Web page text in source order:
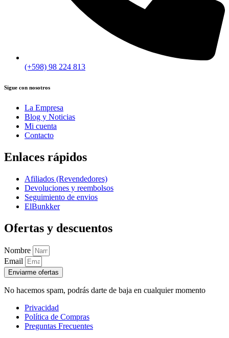
(+598) 98 224 813
Sigue con nosotros
La Empresa
Blog y Noticias
Mi cuenta
Contacto
Enlaces rápidos
Afiliados (Revendedores)
Devoluciones y reembolsos
Seguimiento de envios
ElBunkker
Ofertas y descuentos
Nombre
Email
Enviarme ofertas
No hacemos spam, podrás darte de baja en cualquier momento
Privacidad
Política de Compras
Preguntas Frecuentes